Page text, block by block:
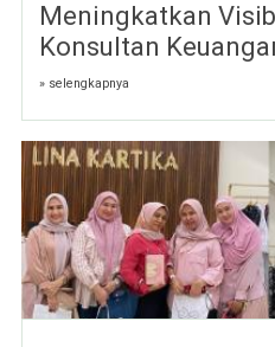
Meningkatkan
Konsultan
» selengkapnya